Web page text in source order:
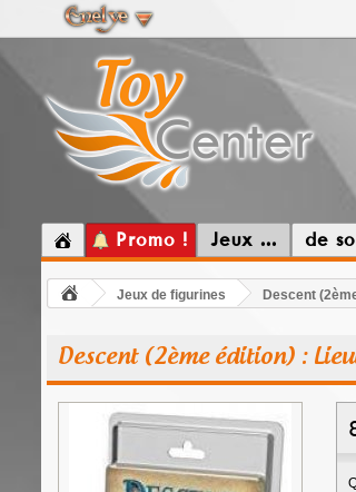
Promo ! Jeux ... de
Jeux de figurines Descent
Descent (2ème édition) :